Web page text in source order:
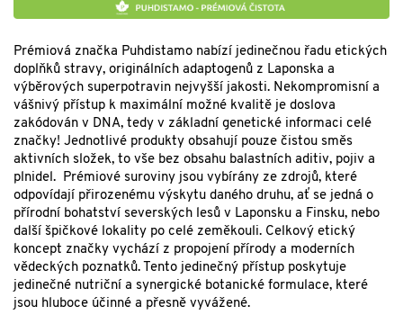
Prémiová značka Puhdistamo nabízí jedinečnou řadu etických
doplňků stravy, originálních adaptogenů z Laponska a
výběrových superpotravin nejvyšší jakosti. Nekompromisní a
vášnivý přístup k maximální možné kvalitě je doslova
zakódován v DNA, tedy v základní genetické informaci celé
značky! Jednotlivé produkty obsahují pouze čistou směs
aktivních složek, to vše bez obsahu balastních aditiv, pojiv a
plnidel. Prémiové suroviny jsou vybírány ze zdrojů, které
odpovídají přirozenému výskytu daného druhu, ať se jedná o
přírodní bohatství severských lesů v Laponsku a Finsku, nebo
další špičkové lokality po celé zeměkouli. Celkový etický
koncept značky vychází z propojení přírody a moderních
vědeckých poznatků. Tento jedinečný přístup poskytuje
jedinečné nutriční a synergické botanické formulace, které
jsou hluboce účinné a přesně vyvážené.